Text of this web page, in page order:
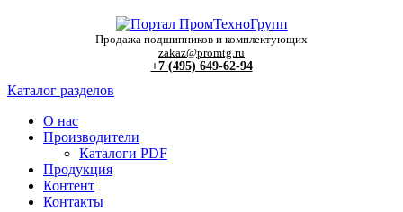
Продажа подшипников и комплектующих
zakaz@promtg.ru
+7 (495) 649-62-94
Каталог разделов
О нас
Производители
Каталоги PDF
Продукция
Контент
Контакты